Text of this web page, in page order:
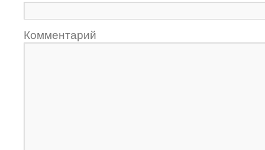
Комментарий